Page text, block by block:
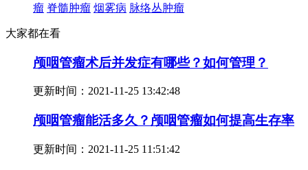
瘤 脊髓肿瘤 烟雾病 脉络丛肿瘤
大家都在看
颅咽管瘤术后并发症有哪些？如何管理？
更新时间： 2021-11-25 13:42:48
颅咽管瘤能活多久？颅咽管瘤如何提高生存率
更新时间： 2021-11-25 11:51:42